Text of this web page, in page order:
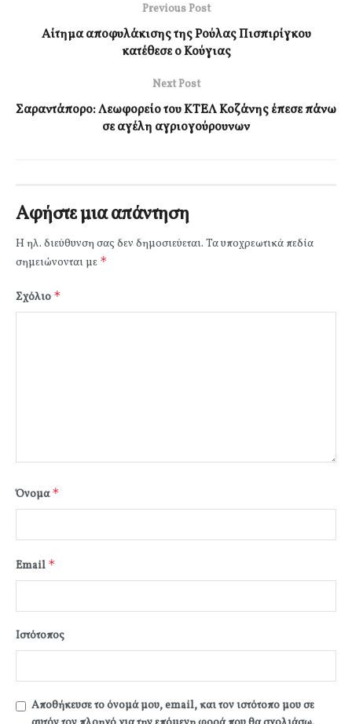
Previous Post
Αίτημα αποφυλάκισης της Ρούλας Πισπιρίγκου
κατέθεσε ο Κούγιας
Next Post
Σαραντάπορο: Λεωφορείο του ΚΤΕΛ Κοζάνης έπεσε πάνω
σε αγέλη αγριογούρουνων
Αφήστε μια απάντηση
Η ηλ. διεύθυνση σας δεν δημοσιεύεται. Τα υποχρεωτικά πεδία
σημειώνονται με *
Σχόλιο *
Όνομα*
Email *
Ιστότοπος
Αποθήκευσε το όνομά μου, email, και τον ιστότοπο μου σε